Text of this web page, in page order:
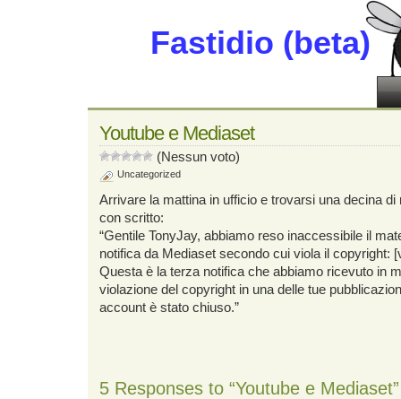
Fastidio (beta)
Youtube e Mediaset
(Nessun voto)
Uncategorized
Arrivare la mattina in ufficio e trovarsi una decina di
con scritto:
“Gentile TonyJay, abbiamo reso inaccessibile il
notifica da Mediaset secondo cui viola il copyright:
Questa è la terza notifica che abbiamo ricevuto in
violazione del copyright in una delle tue
account è stato chiuso.”
5 Responses to “Youtube e Mediaset”